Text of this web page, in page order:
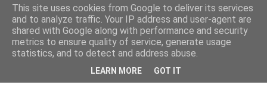
This site uses cookies from Google to deliver its services
and to analyze traffic. Your IP address and user-agent are
shared with Google along with performance and security
metrics to ensure quality of service, generate usage
statistics, and to detect and address abuse.
LEARN MORE GOT IT